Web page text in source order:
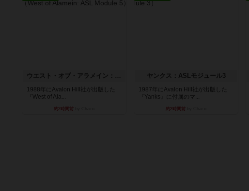
ウエスト・オブ・アラメイン：ASLモジュール5
1988年にAvalon Hill社が出版した
『West of Ala...
約2時間前
ヤンクス：ASLモジュール3
1987年にAvalon Hill社が出版した
『Yanks』に付属のマ...
約2時間前